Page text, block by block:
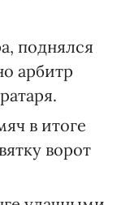
поднялся
арбитр
в итоге
ворот